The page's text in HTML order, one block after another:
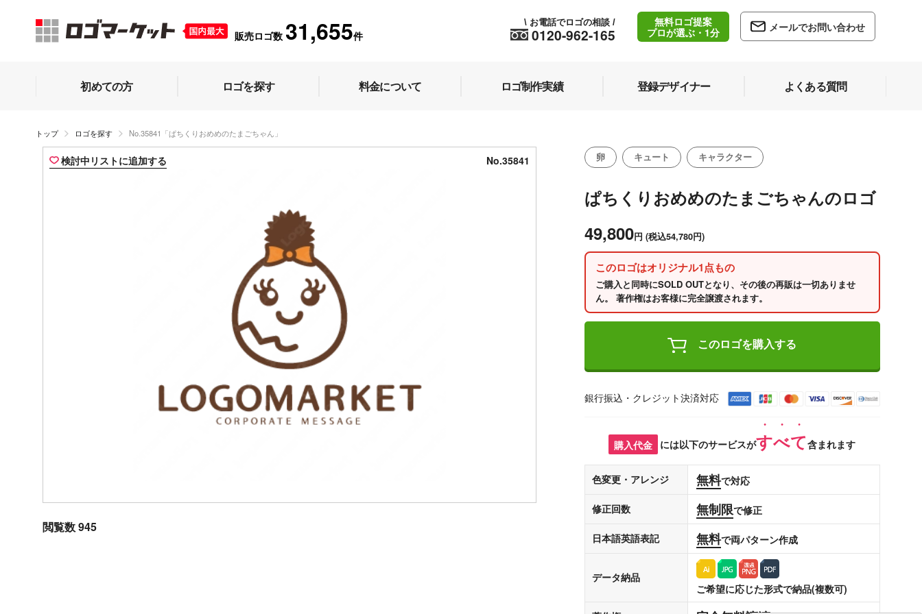
販売ロゴ数 31,655件 0120-962-165
\ お電話でロゴの相談 /
無料ロゴ提案
プロが選ぶ・1分
メールでお問い合わせ
初めての方 ロゴを探す 料金について ロゴ制作実績 登録デザイナー よくある質問
トップ ロゴを探す No.35841「ぱちくりおめめのたまごちゃん」
検討中リストに追加する No.35841
閲覧数 945
卵 キュート キャラクター
ぱちくりおめめのたまごちゃんのロゴ
49,800円 (税込54,780円)
このロゴはオリジナル1点もの
ご購入と同時にSOLD OUTとなり、その後の再販は一切ありませ
ん。 著作権はお客様に完全譲渡されます。
このロゴを購入する
銀行振込・クレジット決済対応
購入代金 には以下のサービスがすべて含まれます
色変更・アレンジ 無料で対応
修正回数 無制限で修正
日本語英語表記 無料で両パターン作成
データ納品
ご希望に応じた形式で納品(複数可)